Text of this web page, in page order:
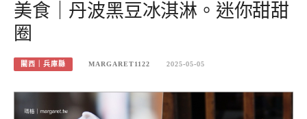
美食｜丹波黑豆冰淇淋。迷你甜甜
圈
關西｜兵庫縣 MARGARET1122 2025-05-05